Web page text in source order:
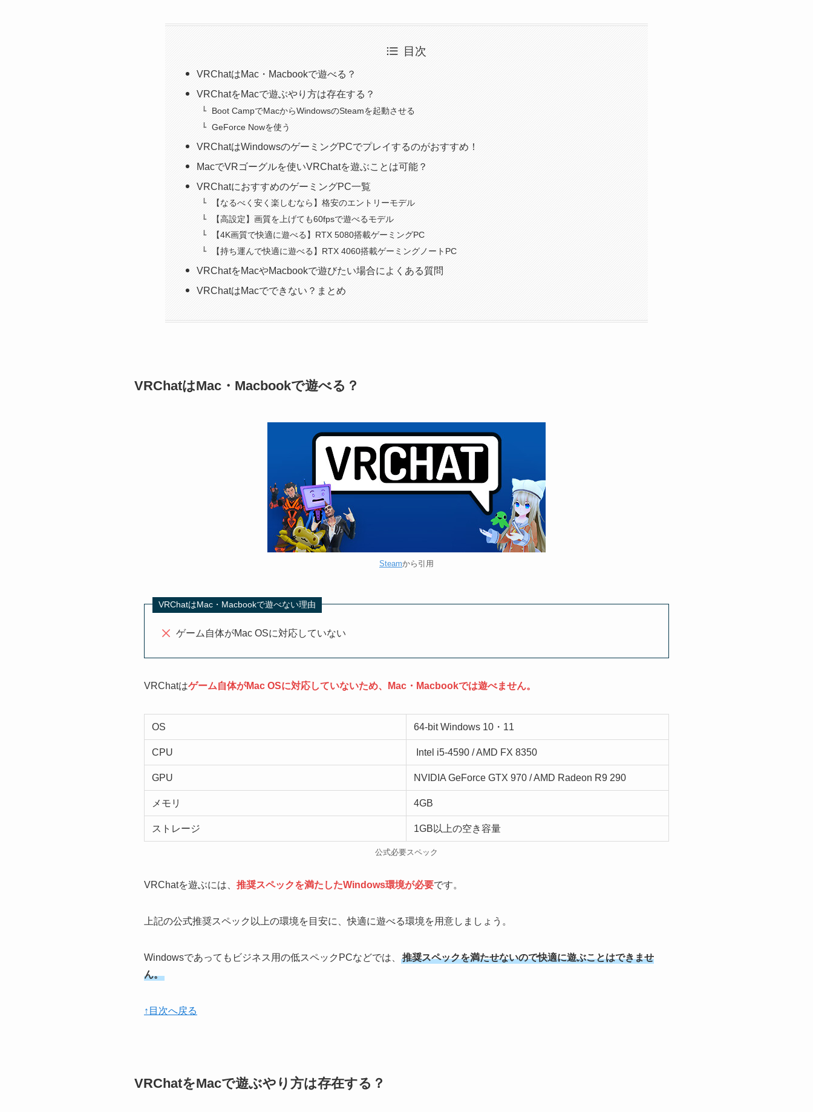
目次
VRChatはMac・Macbookで遊べる？
VRChatをMacで遊ぶやり方は存在する？
Boot CampでMacからWindowsのSteamを起動させる
GeForce Nowを使う
VRChatはWindowsのゲーミングPCでプレイするのがおすすめ！
MacでVRゴーグルを使いVRChatを遊ぶことは可能？
VRChatにおすすめのゲーミングPC一覧
【なるべく安く楽しむなら】格安のエントリーモデル
【高設定】画質を上げても60fpsで遊べるモデル
【4K画質で快適に遊べる】RTX 5080搭載ゲーミングPC
【持ち運んで快適に遊べる】RTX 4060搭載ゲーミングノートPC
VRChatをMacやMacbookで遊びたい場合によくある質問
VRChatはMacでできない？まとめ
VRChatはMac・Macbookで遊べる？
Steamから引用
VRChatはMac・Macbookで遊べない理由
ゲーム自体がMac OSに対応していない
VRChatはゲーム自体がMac OSに対応していないため、Mac・Macbookでは遊べません。
OS 64-bit Windows 10・11
CPU Intel i5-4590 / AMD FX 8350
GPU NVIDIA GeForce GTX 970 / AMD Radeon R9 290
メモリ 4GB
ストレージ 1GB以上の空き容量
公式必要スペック
VRChatを遊ぶには、 推奨スペックを満たしたWindows環境が必要です。
上記の公式推奨スペック以上の環境を目安に、快適に遊べる環境を用意しましょう。
Windowsであってもビジネス用の低スペックPCなどでは、
推奨スペックを満たせないので快適に遊ぶことはできませ
ん。
↑目次へ戻る
VRChatをMacで遊ぶやり方は存在する？